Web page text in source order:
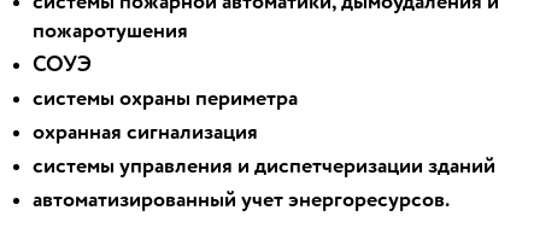
пожаротушения
СОУЭ
системы охраны периметра
охранная сигнализация
системы управления и диспетчеризации зданий
автоматизированный учет энергоресурсов.